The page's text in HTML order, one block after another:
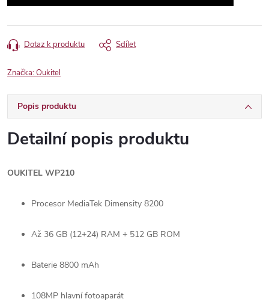
Dotaz k produktu Sdílet
Značka:Oukitel
Popis produktu
Detailní popis produktu
OUKITEL WP210
Procesor MediaTek Dimensity 8200
Až 36 GB (12+24) RAM + 512 GB ROM
Baterie 8800 mAh
108MP hlavní fotoaparát